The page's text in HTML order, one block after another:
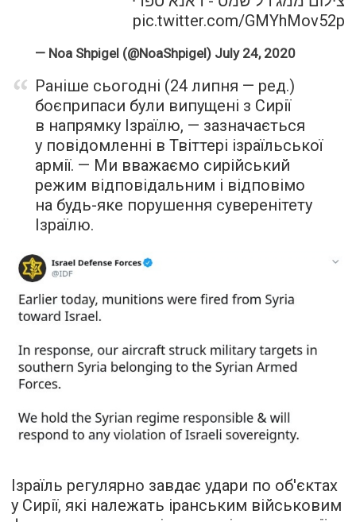
pic.twitter.com/GMYhMov52p
— Noa Shpigel (@NoaShpigel) July 24, 2020
Раніше сьогодні (24 липня — ред.)
боєприпаси були випущені з Сирії
в напрямку Ізраїлю, — зазначається
у повідомленні в Твіттері ізраїльської
армії. — Ми вважаємо сирійський
режим відповідальним і відповімо
на будь-яке порушення суверенітету
Ізраїлю.
Ізраїль регулярно завдає удари по об'єктах
у Сирії, які належать іранським військовим